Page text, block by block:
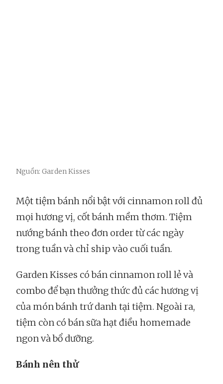
Nguồn: Garden Kisses
Một tiệm bánh nổi bật với cinnamon roll đủ
mọi hương vị, cốt bánh mềm thơm. Tiệm
nướng bánh theo đơn order từ các ngày
trong tuần và chỉ ship vào cuối tuần.
Garden Kisses có bán cinnamon roll lẻ và
combo để bạn thưởng thức đủ các hương vị
của món bánh trứ danh tại tiệm. Ngoài ra,
tiệm còn có bán sữa hạt điều homemade
ngon và bổ dưỡng.
Bánh nên thử